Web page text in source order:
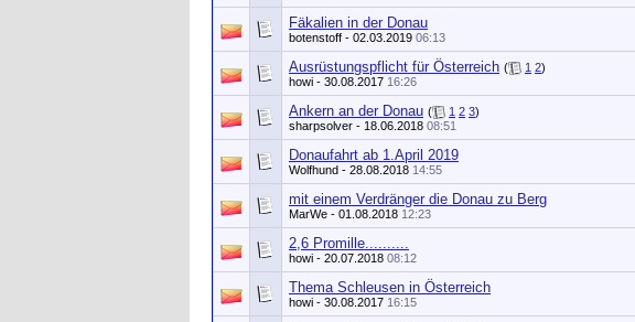
Fäkalien in der Donau
botenstoff - 02.03.2019 06:13
Ausrüstungspflicht für Österreich ( 1 2)
howi - 30.08.2017 16:26
Ankern an der Donau ( 1 2 3)
sharpsolver - 18.06.2018 08:51
Donaufahrt ab 1.April 2019
Wolfhund - 28.08.2018 14:55
mit einem Verdränger die Donau zu Berg
MarWe - 01.08.2018 12:23
2,6 Promille..........
howi - 20.07.2018 08:12
Thema Schleusen in Österreich
howi - 30.08.2017 16:15